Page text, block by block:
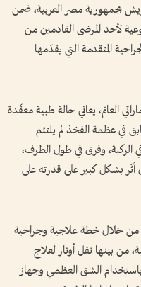
بجمهورية مصر العربية، ضمن
جراحية نوعية لأحد المرضى القادمين من
المتقدمة التي يقدّمها
العائم، يعاني حالة طبية معقّدة
في عظمة الفخذ لم يلتئم
وفرق في طول الطرف،
أثّر بشكل كبير على قدرته على
من خلال خطة علاجية وجراحية
بينها نقل أوتار لعلاج
الشق العظمي وجهاز